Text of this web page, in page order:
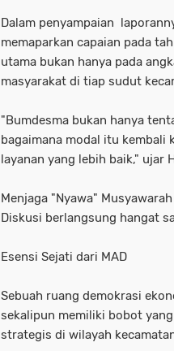
Dalam penyampaian
memaparkan capaian pada
utama bukan hanya pada
masyarakat di tiap sudut
"Bumdesma bukan hanya
bagaimana modal itu kembali
layanan yang lebih baik," ujar
Menjaga "Nyawa" Musyawarah
Diskusi berlangsung hangat
Esensi Sejati dari MAD
Sebuah ruang demokrasi
sekalipun memiliki bobot
strategis di wilayah